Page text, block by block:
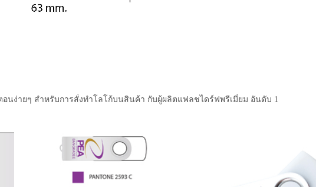
นง่ายๆ สำหรับการสั่งทำโลโก้บนสินค้า กับผู้ผลิตแฟลชไดร์ฟพรีเมี่ยม อันดับ 1